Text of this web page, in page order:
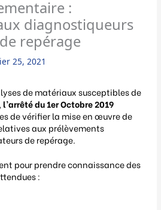
:
diagnostiqueurs
repérage
25, 2021
de matériaux susceptibles de
l’arrêté du 1er Octobre 2019
de vérifier la mise en œuvre de
aux prélèvements
de repérage.
pour prendre connaissance des
: